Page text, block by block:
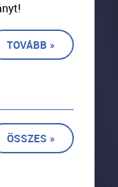
TOVÁBB »
ÖSSZES »